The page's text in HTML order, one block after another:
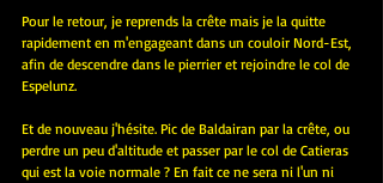
Pour le retour, je reprends la crête mais je la quitte
rapidement en m'engageant dans un couloir Nord-Est,
afin de descendre dans le pierrier et rejoindre le col de
Espelunz.
Et de nouveau j'hésite. Pic de Baldairan par la crête, ou
perdre un peu d'altitude et passer par le col de Catieras
qui est la voie normale ? En fait ce ne sera ni l'un ni